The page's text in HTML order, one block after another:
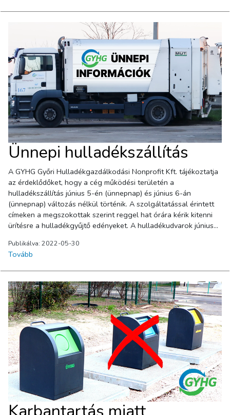
Ünnepi hulladékszállítás
A GYHG Győri Hulladékgazdálkodási Nonprofit Kft. tájékoztatja
az érdeklődőket, hogy a cég működési területén a
hulladékszállítás június 5-én (ünnepnap) és június 6-án
(ünnepnap) változás nélkül történik. A szolgáltatással érintett
címeken a megszokottak szerint reggel hat órára kérik kitenni
ürítésre a hulladékgyűjtő edényeket. A hulladékudvarok június
Megértésüket köszönjük!
Publikálva: 2022-05-30
Tovább